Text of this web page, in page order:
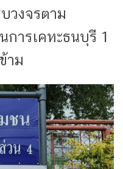
วงจรตาม
ารเคหะธนบุรี 1
าม